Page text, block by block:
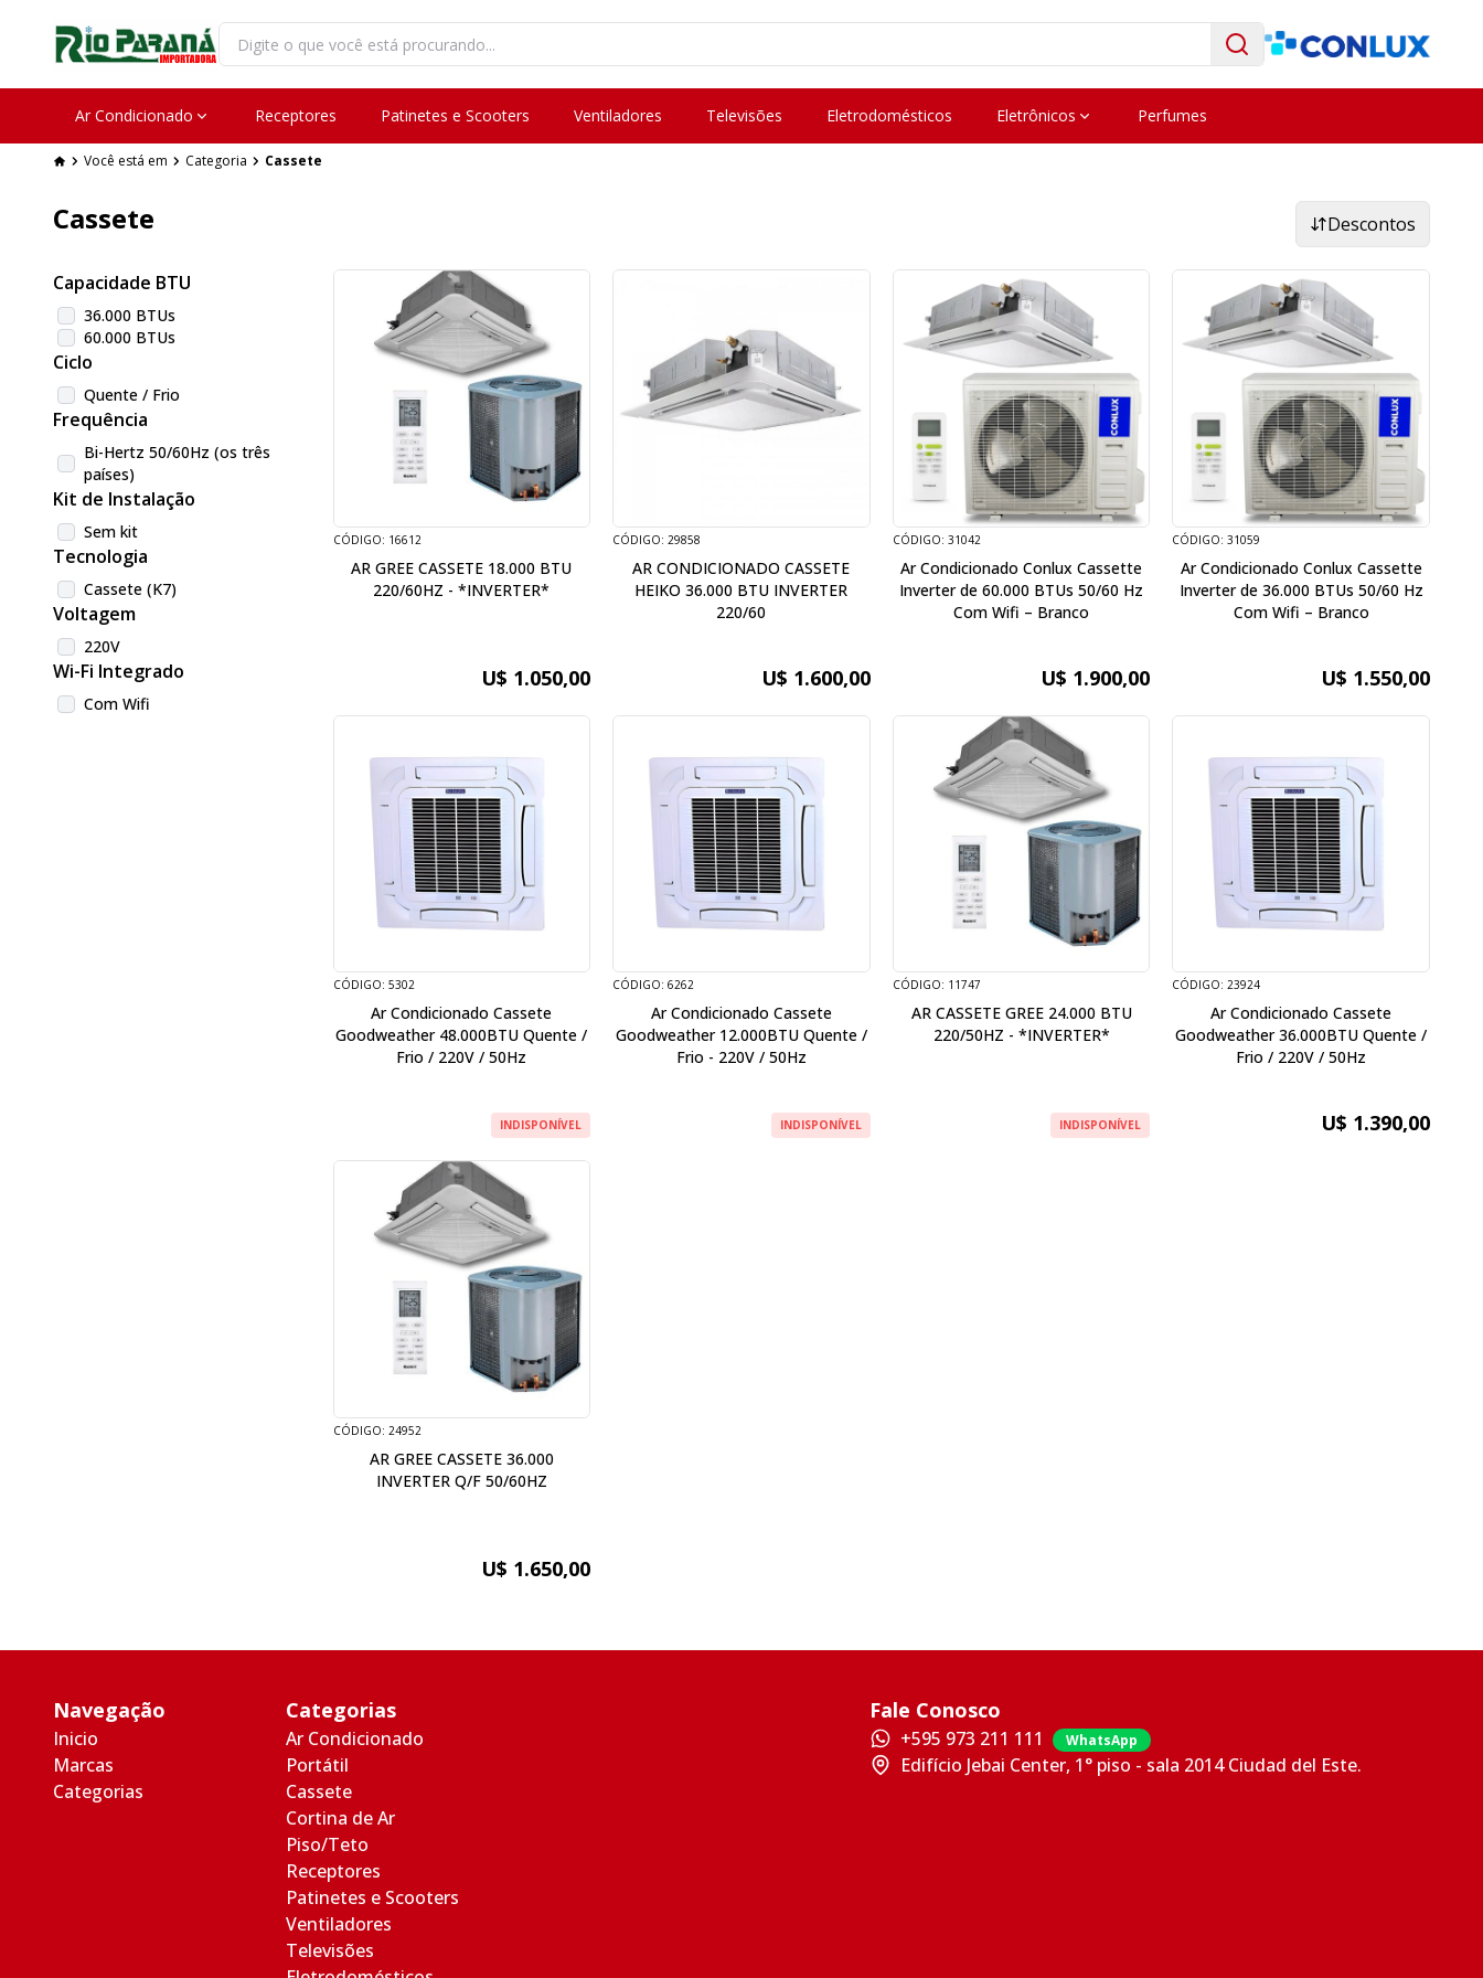
Ar Condicionado Receptores Patinetes e Scooters Ventiladores Televisões Eletrodomésticos Eletrônicos Perfumes
Você está em Categoria Cassete
Cassete Descontos
Capacidade BTU
36.000 BTUs
60.000 BTUs
Ciclo
Quente / Frio
Frequência
Bi-Hertz 50/60Hz (os três
países)
Kit de Instalação
Sem kit
Tecnologia
Cassete (K7)
Voltagem
220V
Wi-Fi Integrado
Com Wifi
CÓDIGO: 16612
AR GREE CASSETE 18.000 BTU
220/60HZ - *INVERTER*
U$ 1.050,00
CÓDIGO: 29858
AR CONDICIONADO CASSETE
HEIKO 36.000 BTU INVERTER
220/60
U$ 1.600,00
CÓDIGO: 31042
Ar Condicionado Conlux Cassette
Inverter de 60.000 BTUs 50/60 Hz
Com Wifi – Branco
U$ 1.900,00
CÓDIGO: 31059
Ar Condicionado Conlux Cassette
Inverter de 36.000 BTUs 50/60 Hz
Com Wifi – Branco
U$ 1.550,00
CÓDIGO: 5302
Ar Condicionado Cassete
Goodweather 48.000BTU Quente /
Frio / 220V / 50Hz
INDISPONÍVEL
CÓDIGO: 6262
Ar Condicionado Cassete
Goodweather 12.000BTU Quente /
Frio - 220V / 50Hz
INDISPONÍVEL
CÓDIGO: 11747
AR CASSETE GREE 24.000 BTU
220/50HZ - *INVERTER*
INDISPONÍVEL
CÓDIGO: 23924
Ar Condicionado Cassete
Goodweather 36.000BTU Quente /
Frio / 220V / 50Hz
U$ 1.390,00
CÓDIGO: 24952
AR GREE CASSETE 36.000
INVERTER Q/F 50/60HZ
U$ 1.650,00
Navegação
Inicio
Marcas
Categorias
Categorias
Ar Condicionado
Portátil
Cassete
Cortina de Ar
Piso/Teto
Receptores
Patinetes e Scooters
Ventiladores
Televisões
Fale Conosco
+595 973 211 111 WhatsApp
Edifício Jebai Center, 1° piso - sala 2014 Ciudad del Este.